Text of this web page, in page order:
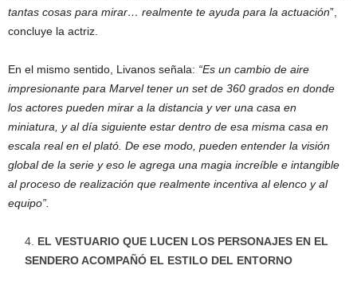
tantas cosas para mirar… realmente te ayuda para la actuación”,
concluye la actriz.
En el mismo sentido, Livanos señala: “Es un cambio de aire
impresionante para Marvel tener un set de 360 grados en donde
los actores pueden mirar a la distancia y ver una casa en
miniatura, y al día siguiente estar dentro de esa misma casa en
escala real en el plató. De ese modo, pueden entender la visión
global de la serie y eso le agrega una magia increíble e intangible
al proceso de realización que realmente incentiva al elenco y al
equipo”.
EL VESTUARIO QUE LUCEN LOS PERSONAJES EN EL
SENDERO ACOMPAÑÓ EL ESTILO DEL ENTORNO